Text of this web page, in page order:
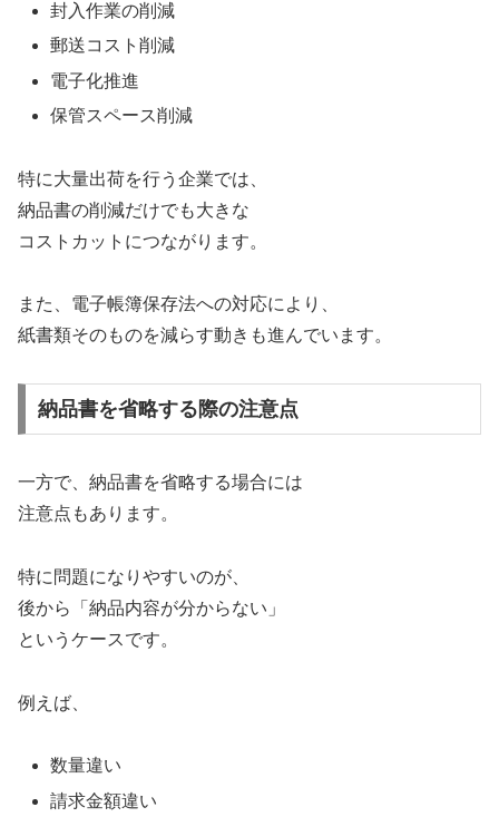
封入作業の削減
郵送コスト削減
電子化推進
保管スペース削減
特に大量出荷を行う企業では、
納品書の削減だけでも大きな
コストカットにつながります。
また、電子帳簿保存法への対応により、
紙書類そのものを減らす動きも進んでいます。
納品書を省略する際の注意点
一方で、納品書を省略する場合には
注意点もあります。
特に問題になりやすいのが、
後から「納品内容が分からない」
というケースです。
例えば、
数量違い
請求金額違い